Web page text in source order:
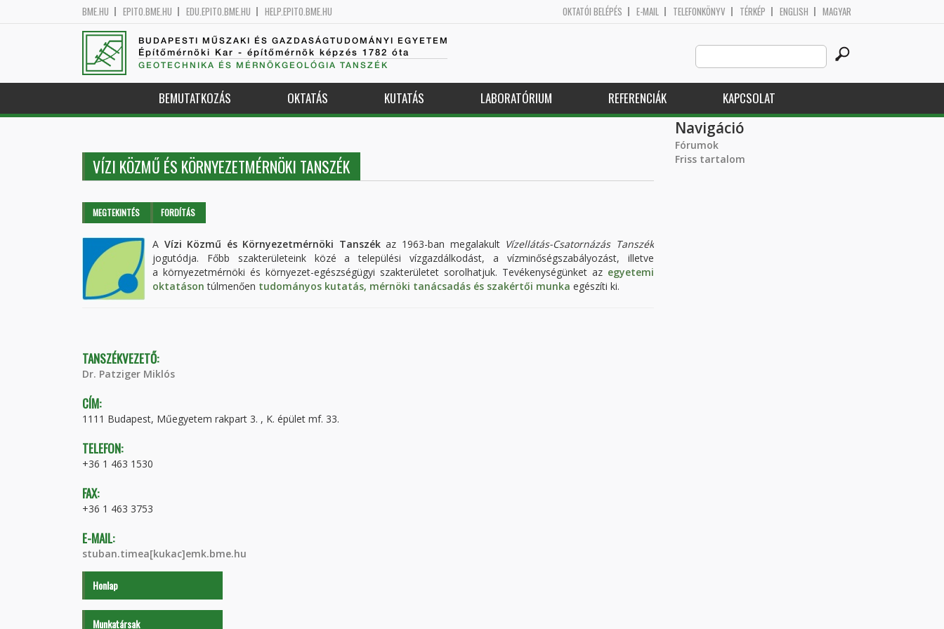
BME.HU EPITO.BME.HU EDU.EPITO.BME.HU HELP.EPITO.BME.HU OKTATÓI BELÉPÉS E-MAIL TELEFONKÖNYV TÉRKÉP ENGLISH MAGYAR
BUDAPESTI MŰSZAKI ÉS GAZDASÁGTUDOMÁNYI EGYETEM
Építőmérnöki Kar - építőmérnök képzés 1782 óta
GEOTECHNIKA ÉS MÉRNÖKGEOLÓGIA TANSZÉK
Search
this
site
BEMUTATKOZÁS OKTATÁS KUTATÁS LABORATÓRIUM REFERENCIÁK KAPCSOLAT
VÍZI KÖZMŰ ÉS KÖRNYEZETMÉRNÖKI TANSZÉK
Elsődleges fülek
MEGTEKINTÉS (AKTÍVFORDÍTÁS
A Vízi Közmű és Környezetmérnöki Tanszékaz 1963-ban megalakult Vízellátás-Csatornázás Tanszék
jogutódja. Főbb szakterületeink közé a települési vízgazdálkodást, a vízminőségszabályozást, illetve
a környezetmérnöki és környezet-egészségügyi szakterületet sorolhatjuk. Tevékenységünket az egyetemi
oktatáson túlmenően tudományos kutatás, mérnöki tanácsadás és szakértői munka egészíti ki.
TANSZÉKVEZETŐ:
Dr. Patziger Miklós
CÍM:
1111 Budapest, Műegyetem rakpart 3. , K. épület mf. 33.
TELEFON:
+36 1 463 1530
FAX:
+36 1 463 3753
E-MAIL:
stuban.timea[kukac]emk.bme.hu
Honlap
Munkatársak
Navigáció
Fórumok
Friss tartalom